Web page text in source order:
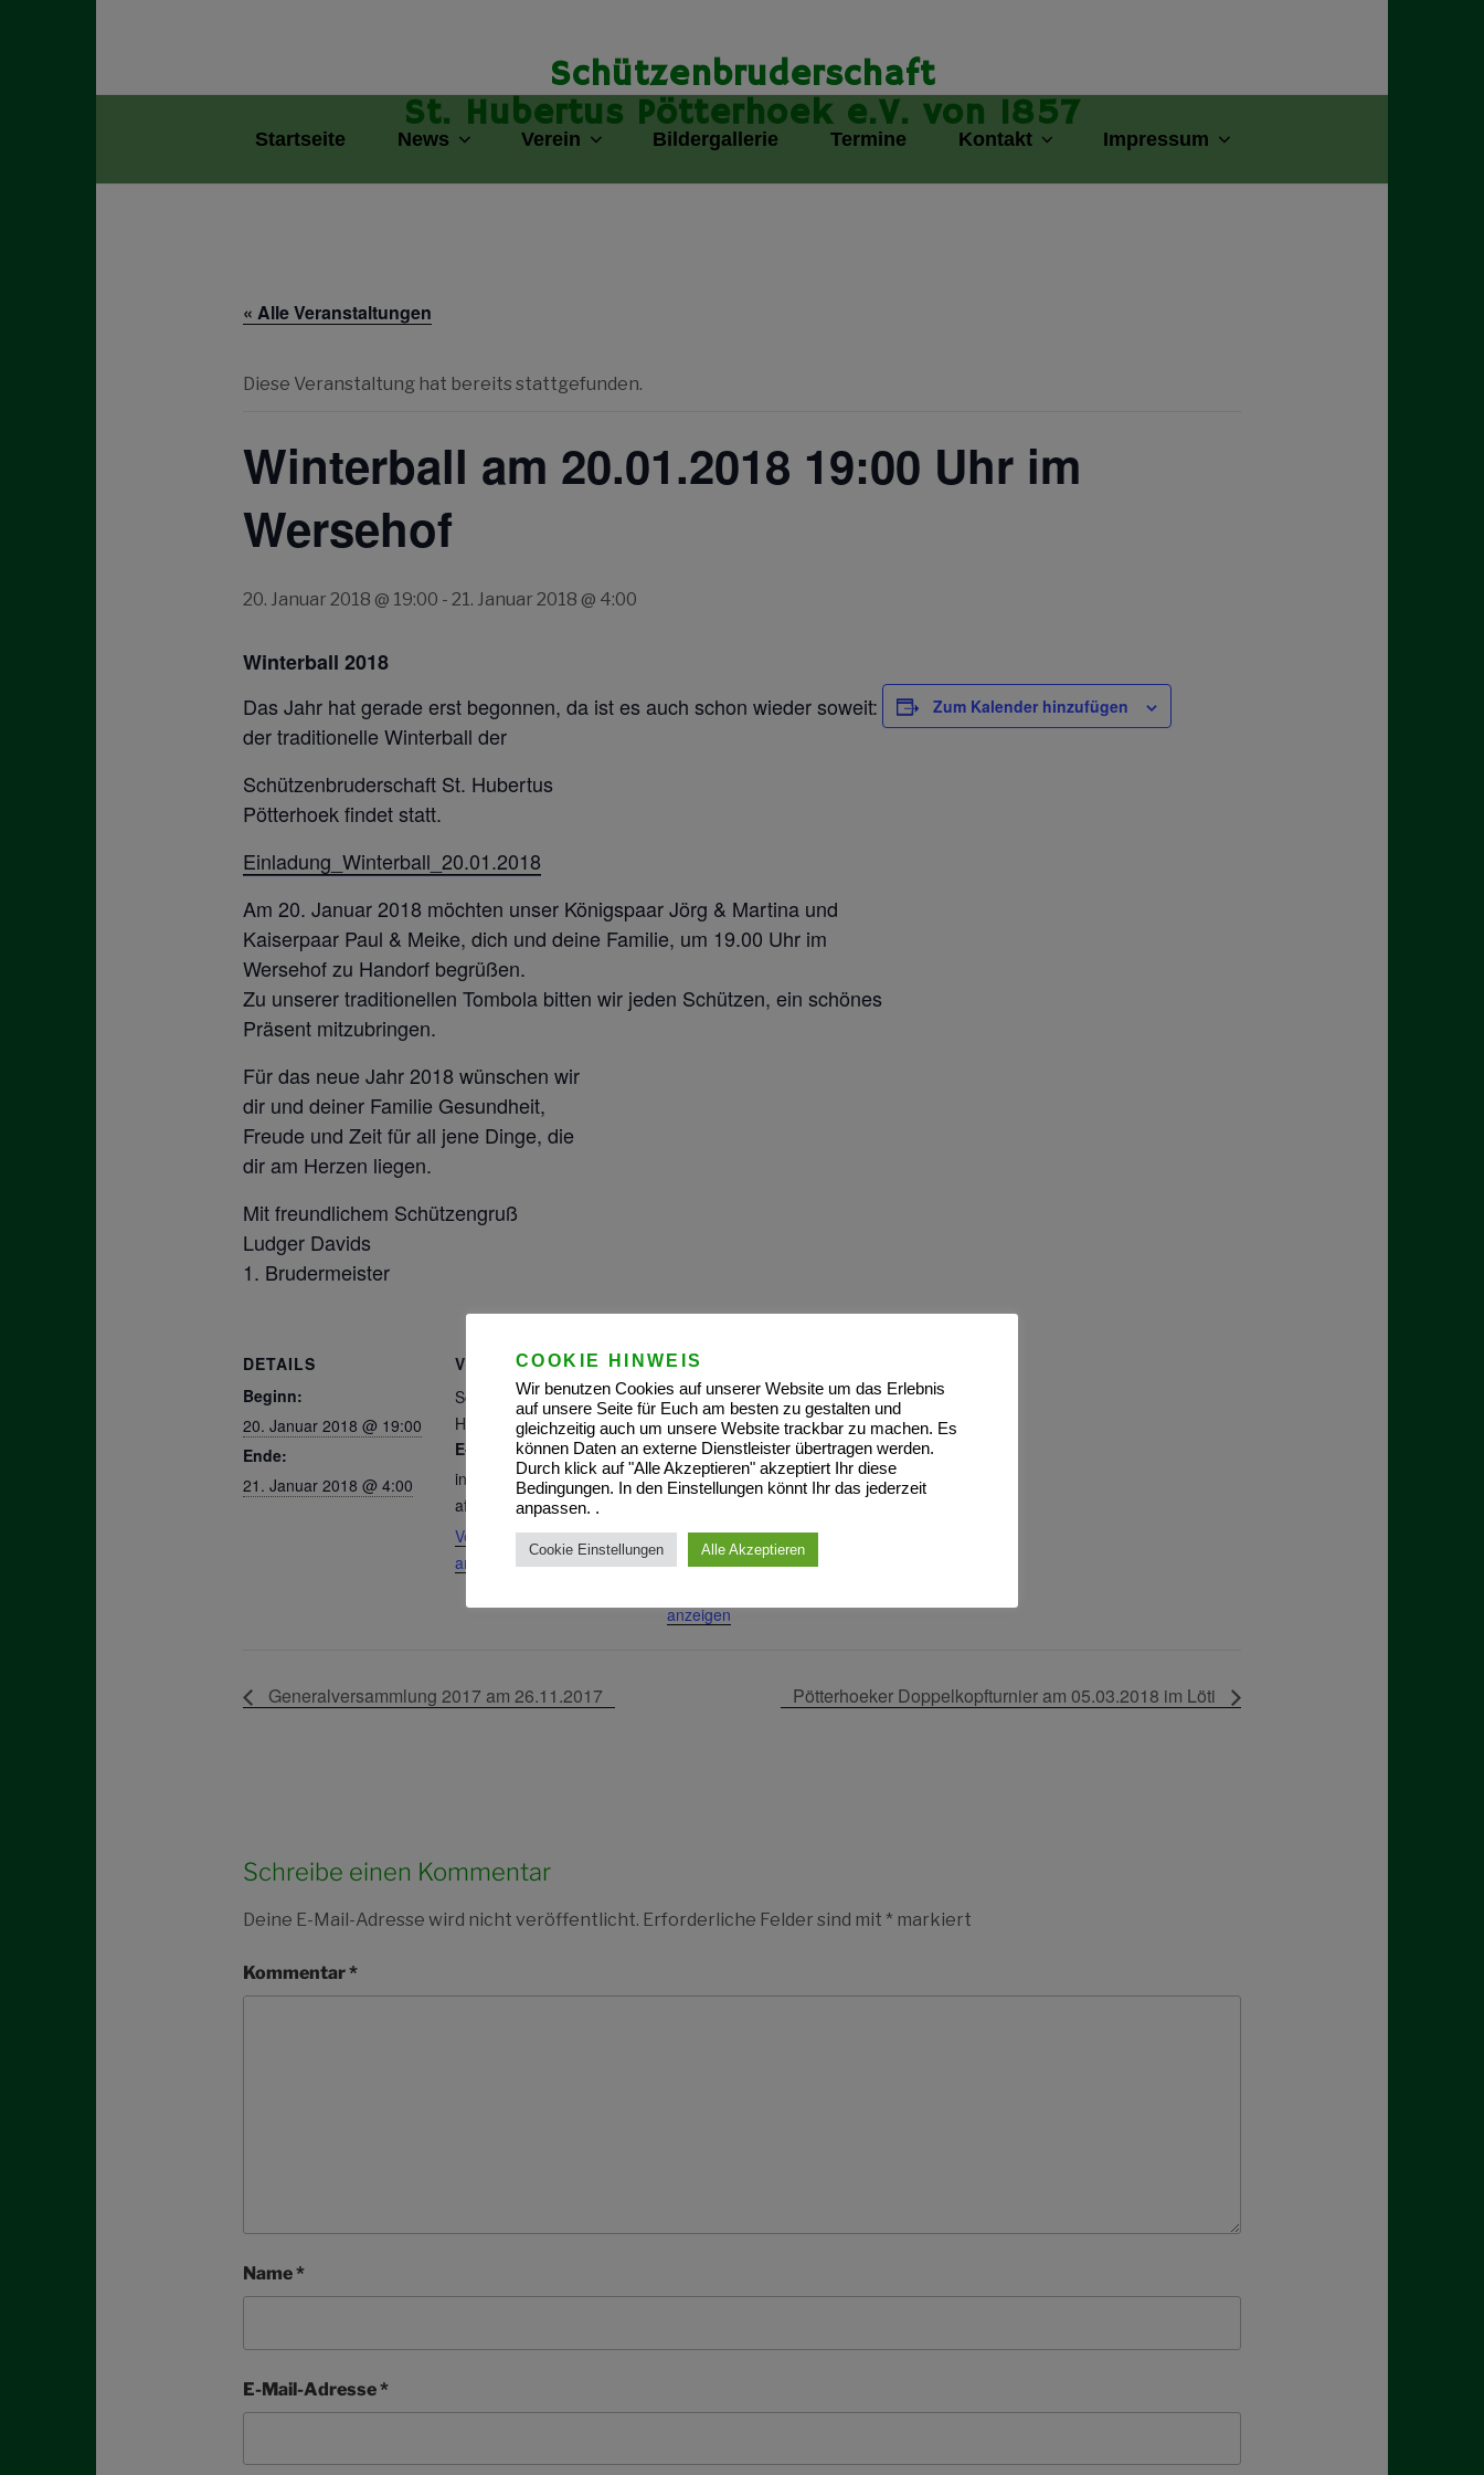
Schützenbruderschaft
St. Hubertus Pötterhoek e.V. von 1857
Startseite News Verein Bildergallerie Termine Kontakt Impressum
« Alle Veranstaltungen
Diese Veranstaltung hat bereits stattgefunden.
Winterball am 20.01.2018 19:00 Uhr im
Wersehof
20. Januar 2018 @ 19:00 - 21. Januar 2018 @ 4:00
Winterball 2018
Das Jahr hat gerade erst begonnen, da ist es auch schon wieder soweit:
der traditionelle Winterball der
Schützenbruderschaft St. Hubertus
Pötterhoek findet statt.
Einladung_Winterball_20.01.2018
Am 20. Januar 2018 möchten unser Königspaar Jörg & Martina und
Kaiserpaar Paul & Meike, dich und deine Familie, um 19.00 Uhr im
Wersehof zu Handorf begrüßen.
Zu unserer traditionellen Tombola bitten wir jeden Schützen, ein schönes
Präsent mitzubringen.
Für das neue Jahr 2018 wünschen wir
dir und deiner Familie Gesundheit,
Freude und Zeit für all jene Dinge, die
dir am Herzen liegen.
Mit freundlichem Schützengruß
Ludger Davids
1. Brudermeister
Zum Kalender hinzufügen
DETAILS
Beginn:
20. Januar 2018 @ 19:00
Ende:
21. Januar 2018 @ 4:00
VERANSTALTER
Schützenbruderschaft St.
Hubertus Pötterhoek
E-Mail
info@schuetzenbrudersch
aft-poetterhoek.de
Veranstalter-Website
anzeigen
VERANSTALTUNGSO
RT
Münster, Wersehof
Dorbaumstraße 1
Münster, Nordrhein-
48157
Deutschland Google Karte
anzeigen
anzeigen
Generalversammlung 2017 am 26.11.2017 Pötterhoeker Doppelkopfturnier am 05.03.2018 im Löti
Schreibe einen Kommentar
Deine E-Mail-Adresse wird nicht veröffentlicht. Erforderliche Felder sind mit * markiert
Kommentar*
Name*
E-Mail-Adresse*
COOKIE HINWEIS
Wir benutzen Cookies auf unserer Website um das Erlebnis
auf unsere Seite für Euch am besten zu gestalten und
gleichzeitig auch um unsere Website trackbar zu machen. Es
können Daten an externe Dienstleister übertragen werden.
Durch klick auf "Alle Akzeptieren" akzeptiert Ihr diese
Bedingungen. In den Einstellungen könnt Ihr das jederzeit
anpassen. .
Cookie Einstellungen Alle Akzeptieren